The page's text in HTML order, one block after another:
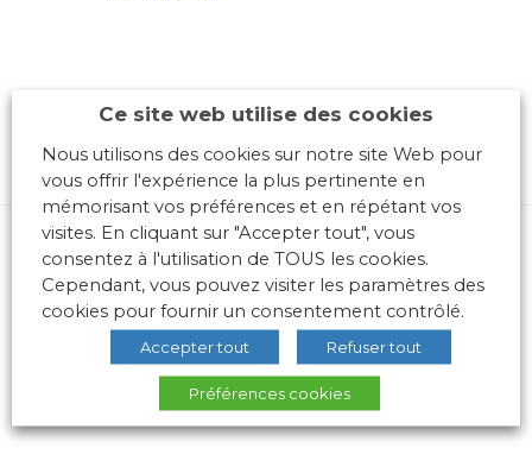
10 place des Archives – Bât G –
69288 LYON Cedex 02
Ce site web utilise des cookies
Nous utilisons des cookies sur notre site Web pour
vous offrir l'expérience la plus pertinente en
mémorisant vos préférences et en répétant vos
visites. En cliquant sur "Accepter tout", vous
consentez à l'utilisation de TOUS les cookies.
Cependant, vous pouvez visiter les paramètres des
cookies pour fournir un consentement contrôlé.
Accepter tout Refuser tout
Préférences cookies